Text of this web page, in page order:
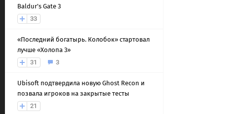
Baldur’s Gate 3
33
«Последний богатырь. Колобок» стартовал
лучше «Холопа 3»
31
3
Ubisoft подтвердила новую Ghost Recon и
позвала игроков на закрытые тесты
21